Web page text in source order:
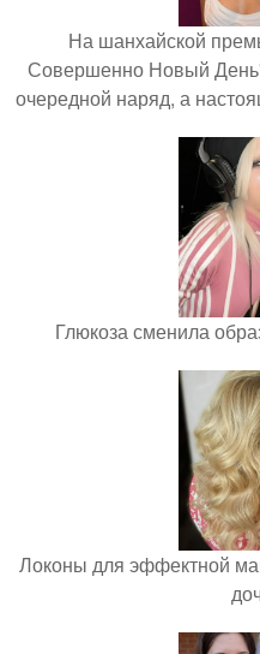
На шанхайской
Совершенно Новый
очередной наряд, а
Глюкоза сменила
Локоны для эффектной